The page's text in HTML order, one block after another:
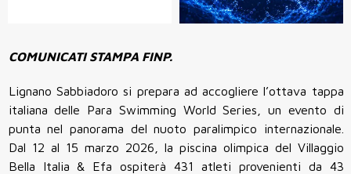
COMUNICATI STAMPA FINP.
Lignano Sabbiadoro si prepara ad accogliere l’ottava tappa
italiana delle Para Swimming World Series, un evento di
punta nel panorama del nuoto paralimpico internazionale.
Dal 12 al 15 marzo 2026, la piscina olimpica del Villaggio
Bella Italia & Efa ospiterà 431 atleti provenienti da 43